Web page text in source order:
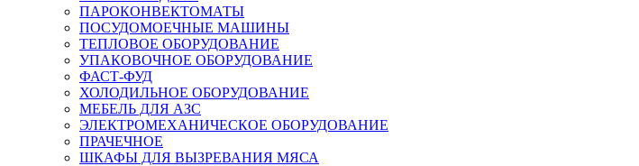
ПАРОКОНВЕКТОМАТЫ
ПОСУДОМОЕЧНЫЕ МАШИНЫ
ТЕПЛОВОЕ ОБОРУДОВАНИЕ
УПАКОВОЧНОЕ ОБОРУДОВАНИЕ
ФАСТ-ФУД
ХОЛОДИЛЬНОЕ ОБОРУДОВАНИЕ
МЕБЕЛЬ ДЛЯ АЗС
ЭЛЕКТРОМЕХАНИЧЕСКОЕ ОБОРУДОВАНИЕ
ПРАЧЕЧНОЕ
ШКАФЫ ДЛЯ ВЫЗРЕВАНИЯ МЯСА